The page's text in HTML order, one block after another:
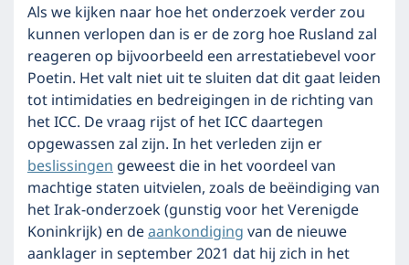
Als we kijken naar hoe het onderzoek verder zou
kunnen verlopen dan is er de zorg hoe Rusland zal
reageren op bijvoorbeeld een arrestatiebevel voor
Poetin. Het valt niet uit te sluiten dat dit gaat leiden
tot intimidaties en bedreigingen in de richting van
het ICC. De vraag rijst of het ICC daartegen
opgewassen zal zijn. In het verleden zijn er
beslissingengeweest die in het voordeel van
machtige staten uitvielen, zoals de beëindiging van
het Irak-onderzoek (gunstig voor het Verenigde
Koninkrijk) en deaankondigingvan de nieuwe
aanklager in september 2021 dat hij zich in het